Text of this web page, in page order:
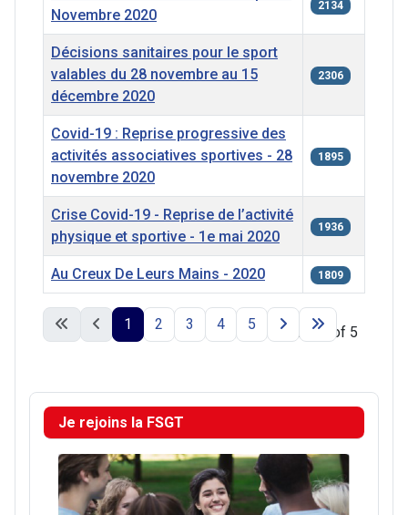
Articles
Novembre 2020
2134
Décisions sanitaires pour le sport
valables du 28 novembre au 15
décembre 2020
2306
Covid-19 : Reprise progressive des
activités associatives sportives - 28
novembre 2020
1895
Crise Covid-19 - Reprise de l’activité
physique et sportive - 1e mai 2020
1936
Au Creux De Leurs Mains - 2020 1809
Page 1 of 5
1 2 3 4 5
Je rejoins la FSGT